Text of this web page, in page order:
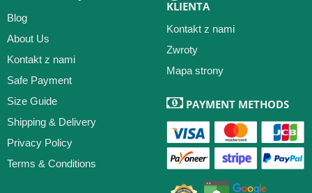
Blog
About Us
Kontakt z nami
Safe Payment
Size Guide
Shipping & Delivery
Privacy Policy
Terms & Conditions
KLIENTA
Kontakt z nami
Zwroty
Mapa strony
PAYMENT METHODS